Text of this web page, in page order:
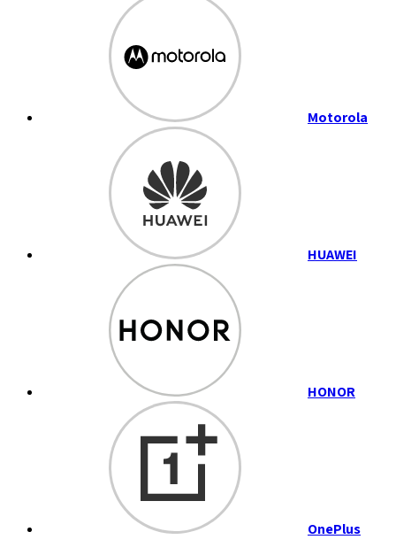
Motorola
HUAWEI
HONOR
OnePlus